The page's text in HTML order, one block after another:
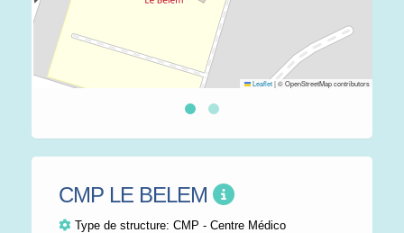
Leaflet|© OpenStreetMap contributors
CMP LE BELEM
Type de structure: CMP - Centre Médico